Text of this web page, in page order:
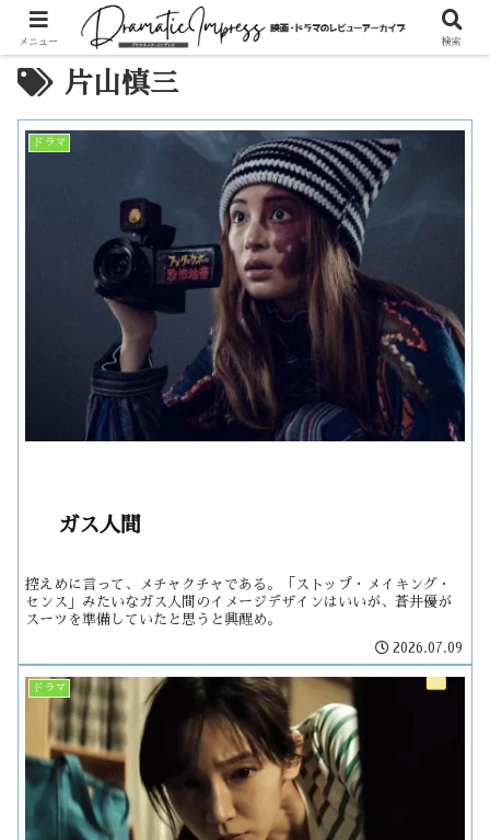
片山慎三
ドラマ
ガス人間
控えめに言って、メチャクチャである。「ストップ・メイキング・
センス」みたいなガス人間のイメージデザインはいいが、蒼井優が
スーツを準備していたと思うと興醒め。
2026.07.09
ドラマ
メニュー 検索